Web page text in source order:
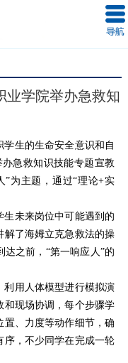
学院举办急救知
生的生命安全意识和自
急救知识技能专题宣教
”为主题，通过“理论+实
未来岗位中可能遇到的
解了海姆立克急救法的操
之前，“第一响应人”的
利用人体模型进行模拟演
和现场协调，每个步骤学
置、力度等动作细节，确
序，不少同学在完成一轮